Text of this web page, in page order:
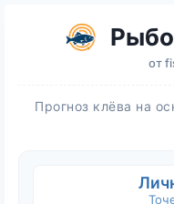
от
Прогноз клёва на